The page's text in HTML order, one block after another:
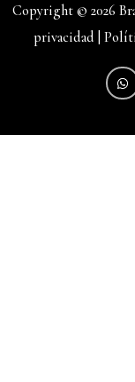
Copyright © 2026
privacidad
W
h
a
a